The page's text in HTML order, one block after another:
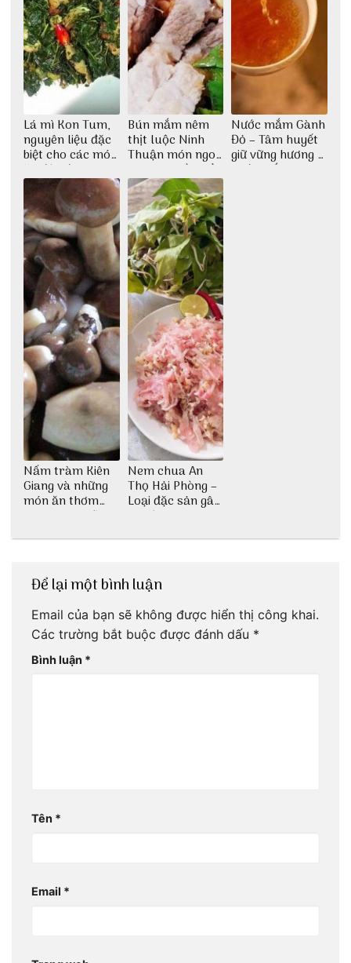
Lá mì Kon Tum,
nguyên liệu đặc
biệt cho các món
ăn độc đáo
Bún mắm nêm
thịt luộc Ninh
Thuận món ngon
dân dã miền biển
Nước mắm Gành
Đỏ – Tâm huyết
giữ vững hương vị
nước mắm sau
Nấm tràm Kiên
Giang và những
món ăn thơm
ngon khó cưỡng
Nem chua An
Thọ Hải Phòng –
Loại đặc sản gây
nghiện
Để lại một bình luận
Email của bạn sẽ không được hiển thị công khai.
Các trường bắt buộc được đánh dấu *
Bình luận *
Tên *
Email *